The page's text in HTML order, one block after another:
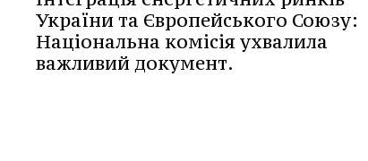
України та Європейського Союзу:
Національна комісія ухвалила
важливий документ.